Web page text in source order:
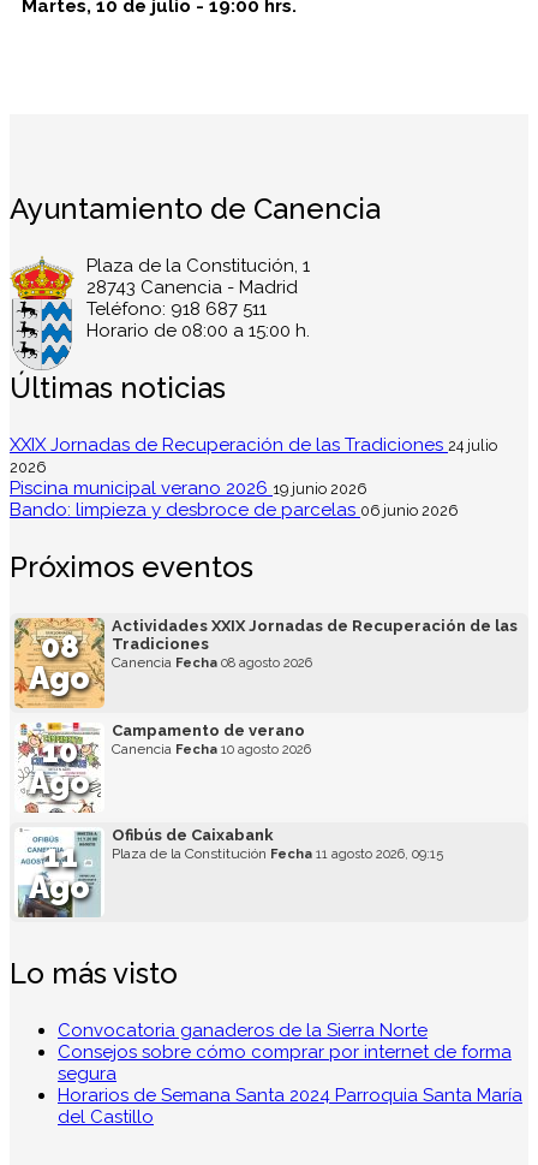
Martes, 10 de julio - 19:00 hrs.
Ayuntamiento de Canencia
Plaza de la Constitución, 1
28743 Canencia - Madrid
Teléfono: 918 687 511
Horario de 08:00 a 15:00 h.
Últimas noticias
XXIX Jornadas de Recuperación de las Tradiciones 24 julio
2026
Piscina municipal verano 2026 19 junio 2026
Bando: limpieza y desbroce de parcelas 06 junio 2026
Próximos eventos
08
Ago
Actividades XXIX Jornadas de Recuperación de las
Tradiciones
Canencia Fecha 08 agosto 2026
10
Ago
Campamento de verano
Canencia Fecha 10 agosto 2026
11
Ago
Ofibús de Caixabank
Plaza de la Constitución Fecha 11 agosto 2026, 09:15
Lo más visto
Convocatoria ganaderos de la Sierra Norte
Consejos sobre cómo comprar por internet de forma
segura
Horarios de Semana Santa 2024 Parroquia Santa María
del Castillo